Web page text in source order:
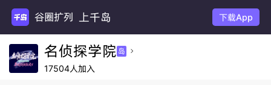
谷圈扩列 上千岛 下载App
名侦探学院 岛 
17504人加入